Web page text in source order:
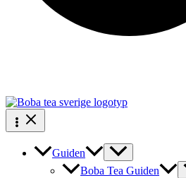
Guiden
Boba Tea Guiden